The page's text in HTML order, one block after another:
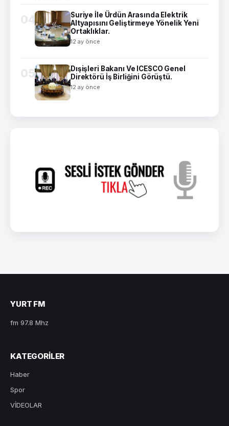
04
Suriye İle Ürdün Arasında Elektrik
Altyapısını Geliştirmeye Yönelik Yeni
Ortaklıklar.
12 ay önce
05
Dışişleri Bakanı Ve ICESCO Genel
Direktörü İş Birliğini Görüştü.
12 ay önce
YURT FM
fm 97.8 Mhz
KATEGORILER
Haber
Spor
VİDEOLAR